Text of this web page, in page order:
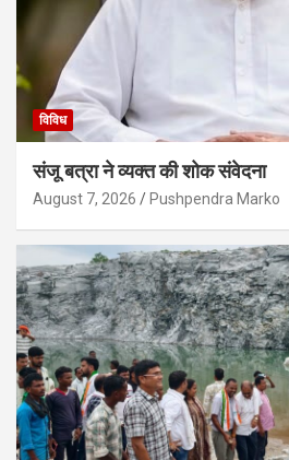
विविध
संजू बत्रा ने व्यक्त की शोक संवेदना
August 7, 2026 Pushpendra Marko